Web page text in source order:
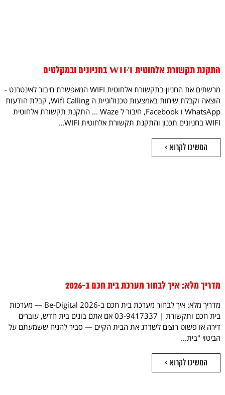
התקנת תקשורת אלחוטית WIFI בחניונים ובמקלטים
מרשתים את החניון בתקשורת אלחוטית WIFI המאפשרת חיבור לאינטרנט -
הוצאה וקבלת שיחות באמצעות טכנולוגיית ה Wifi Calling, קבלת הודעות
WhatsApp ו Facebook, חיבור ל Waze ... התקנת תקשורת אלחוטית
WIFI בחניונים תכנון והתקנת תקשורת אלחוטית WIFI...
המשיכו לקרוא >
מדריך מלא: איך לבחור מערכת בית חכם ב-2026
מדריך מלא: איך לבחור מערכת בית חכם ב-2026 Be-Digital — מערכות
בית חכם ותקשורת | 03-9417337 אם אתם בונים בית חדש, עוברים
דירה או פשוט רוצים לשדרג את הבית הקיים — סביר להניח ששמעתם על
הביטוי "בית...
המשיכו לקרוא >